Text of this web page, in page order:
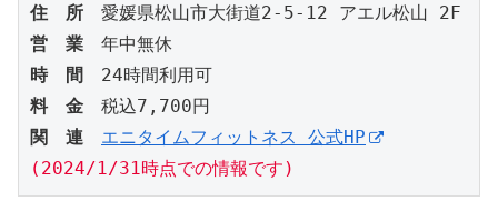
住　所
営　業
時　間
料　金
関　連
エニタイムフィットネス 公式HP
(2024/1/31時点での情報です)